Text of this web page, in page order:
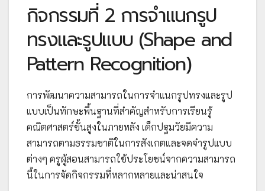
กิจกรรมที่ 2 การจำแนกรูป
ทรงและรูปแบบ (Shape and
Pattern Recognition)
การพัฒนาความสามารถในการจำแนกรูปทรงและรูป
แบบเป็นทักษะพื้นฐานที่สำคัญสำหรับการเรียนรู้
คณิตศาสตร์ขั้นสูงในภายหลัง เด็กปฐมวัยมีความ
สามารถตามธรรมชาติในการสังเกตและจดจำรูปแบบ
ต่างๆ ครูผู้สอนสามารถใช้ประโยชน์จากความสามารถ
นี้ในการจัดกิจกรรมที่หลากหลายและน่าสนใจ